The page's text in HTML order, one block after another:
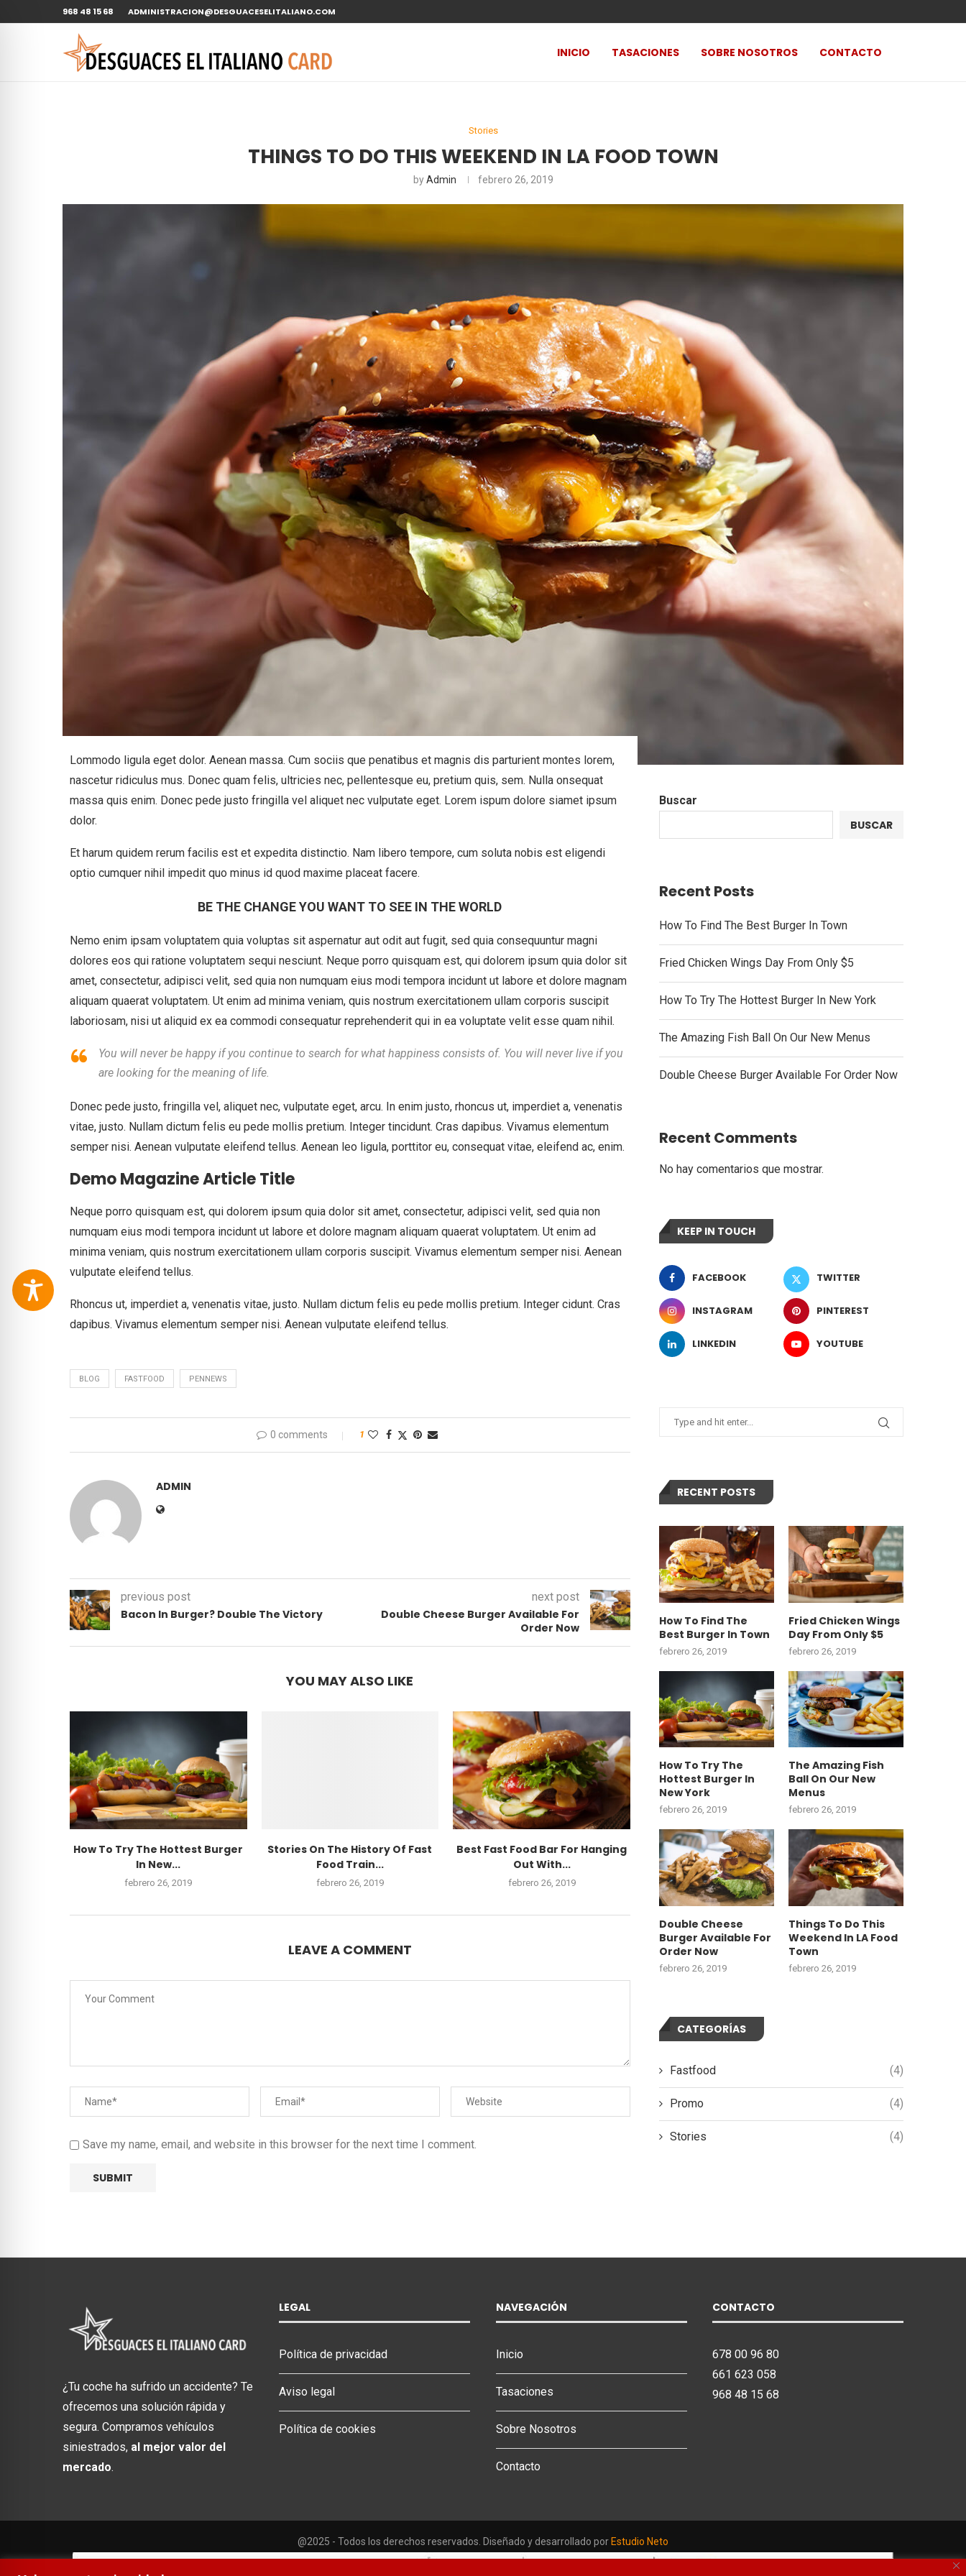
968 48 15 68 ADMINISTRACION@DESGUACESELITALIANO.COM
INICIO TASACIONES SOBRE NOSOTROS CONTACTO
Stories
THINGS TO DO THIS WEEKEND IN LA FOOD TOWN
byAdmin febrero 26, 2019
Lommodo ligula eget dolor. Aenean massa. Cum sociis que penatibus et magnis dis parturient montes lorem,
nascetur ridiculus mus. Donec quam felis, ultricies nec, pellentesque eu, pretium quis, sem. Nulla onsequat
massa quis enim. Donec pede justo fringilla vel aliquet nec vulputate eget. Lorem ispum dolore siamet ipsum
dolor.
Et harum quidem rerum facilis est et expedita distinctio. Nam libero tempore, cum soluta nobis est eligendi
optio cumquer nihil impedit quo minus id quod maxime placeat facere.
BE THE CHANGE YOU WANT TO SEE IN THE WORLD
Nemo enim ipsam voluptatem quia voluptas sit aspernatur aut odit aut fugit, sed quia consequuntur magni
dolores eos qui ratione voluptatem sequi nesciunt. Neque porro quisquam est, qui dolorem ipsum quia dolor sit
amet, consectetur, adipisci velit, sed quia non numquam eius modi tempora incidunt ut labore et dolore magnam
aliquam quaerat voluptatem. Ut enim ad minima veniam, quis nostrum exercitationem ullam corporis suscipit
laboriosam, nisi ut aliquid ex ea commodi consequatur reprehenderit qui in ea voluptate velit esse quam nihil.
You will never be happy if you continue to search for what happiness consists of. You will never live if you
are looking for the meaning of life.
Donec pede justo, fringilla vel, aliquet nec, vulputate eget, arcu. In enim justo, rhoncus ut, imperdiet a, venenatis
vitae, justo. Nullam dictum felis eu pede mollis pretium. Integer tincidunt. Cras dapibus. Vivamus elementum
semper nisi. Aenean vulputate eleifend tellus. Aenean leo ligula, porttitor eu, consequat vitae, eleifend ac, enim.
Demo Magazine Article Title
Neque porro quisquam est, qui dolorem ipsum quia dolor sit amet, consectetur, adipisci velit, sed quia non
numquam eius modi tempora incidunt ut labore et dolore magnam aliquam quaerat voluptatem. Ut enim ad
minima veniam, quis nostrum exercitationem ullam corporis suscipit. Vivamus elementum semper nisi. Aenean
vulputate eleifend tellus.
Rhoncus ut, imperdiet a, venenatis vitae, justo. Nullam dictum felis eu pede mollis pretium. Integer cidunt. Cras
dapibus. Vivamus elementum semper nisi. Aenean vulputate eleifend tellus.
BLOG FASTFOOD PENNEWS
0 comments 1
ADMIN
previous post
Bacon In Burger? Double The Victory
next post
Double Cheese Burger Available For
Order Now
YOU MAY ALSO LIKE
How To Try The Hottest Burger
In New...
febrero 26, 2019
Stories On The History Of Fast
Food Train...
febrero 26, 2019
Best Fast Food Bar For Hanging
Out With...
febrero 26, 2019
LEAVE A COMMENT
Save my name, email, and website in this browser for the next time I comment.
Buscar
BUSCAR
Recent Posts
How To Find The Best Burger In Town
Fried Chicken Wings Day From Only $5
How To Try The Hottest Burger In New York
The Amazing Fish Ball On Our New Menus
Double Cheese Burger Available For Order Now
Recent Comments
No hay comentarios que mostrar.
KEEP IN TOUCH
FACEBOOK TWITTER
INSTAGRAM PINTEREST
LINKEDIN YOUTUBE
RECENT POSTS
How To Find The
Best Burger In Town
febrero 26, 2019
Fried Chicken Wings
Day From Only $5
febrero 26, 2019
How To Try The
Hottest Burger In
New York
febrero 26, 2019
The Amazing Fish
Ball On Our New
Menus
febrero 26, 2019
Double Cheese
Burger Available For
Order Now
febrero 26, 2019
Things To Do This
Weekend In LA Food
Town
febrero 26, 2019
CATEGORÍAS
Fastfood (4)
Promo (4)
Stories (4)
¿Tu coche ha sufrido un accidente? Te
ofrecemos una solución rápida y
segura. Compramos vehículos
siniestrados, al mejor valor del
mercado.
LEGAL
Política de privacidad
Aviso legal
Política de cookies
NAVEGACIÓN
Inicio
Tasaciones
Sobre Nosotros
Contacto
CONTACTO
678 00 96 80
661 623 058
968 48 15 68
@2025 - Todos los derechos reservados. Diseñado y desarrollado por Estudio Neto